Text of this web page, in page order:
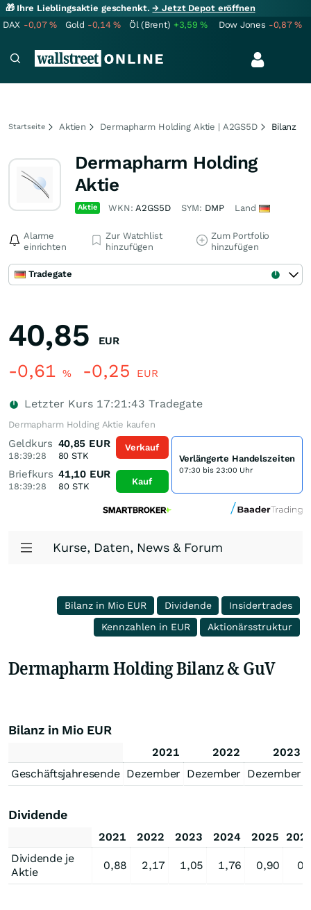
🎁 Ihre Lieblingsaktie geschenkt.→ Jetzt Depot eröffnen
DAX -0,07% Gold -0,14% Öl (Brent) +3,59% Dow Jones -0,87%
Startseite Aktien Dermapharm Holding Aktie | A2GS5D Bilanz
Dermapharm Holding
Aktie
Aktie WKN:A2GS5D SYM: DMP Land
Alarme
einrichten
Zur Watchlist
hinzufügen
Zum Portfolio
hinzufügen
Tradegate
40,85 EUR
-0,61 % -0,25 EUR
Letzter Kurs 17:21:43 Tradegate
Dermapharm Holding Aktie kaufen
Geldkurs
18:39:28
40,85 EUR
80 STK
Briefkurs
18:39:28
41,10 EUR
80 STK
Verkauf
Kauf
Verlängerte Handelszeiten
07:30 bis 23:00 Uhr
Kurse, Daten, News & Forum
Bilanz in Mio EUR Dividende
Insidertrades
Kennzahlen in EUR
Aktionärsstruktur
Dermapharm Holding Bilanz & GuV
Bilanz in Mio EUR
2021 2022
2023
Geschäftsjahresende Dezember Dezember Dezember
Dividende
2021 2022 2023 2024 2025
Dividende je
Aktie
0,88 2,17 1,05 1,76 0,90